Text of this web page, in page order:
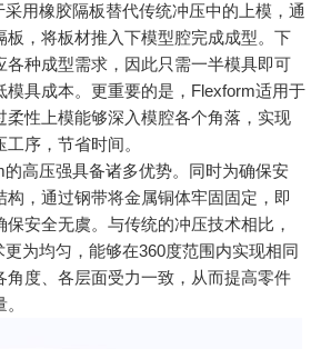
用橡胶隔板替代传统冲压中的上模，通
板，将板材推入下模型腔完成成型。下
各种成型需求，因此只需一半模具即可
模具成本。更重要的是，Flexform适用于
柔性上模能够深入模腔各个角落，实现
序，节省时间。
高压强具备诸多优势。同时为确保安
构，通过钢带将金属铜体牢固固定，即
安全无虞。与传统的冲压技术相比，
为均匀，能够在360度范围内实现相同
角度、各层面受力一致，从而提高零件